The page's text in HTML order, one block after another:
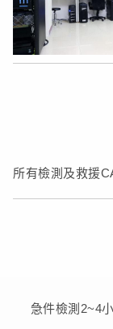
所有檢測及救援
急件檢測2~4